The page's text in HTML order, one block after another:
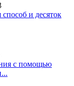
и десяток
с помощью